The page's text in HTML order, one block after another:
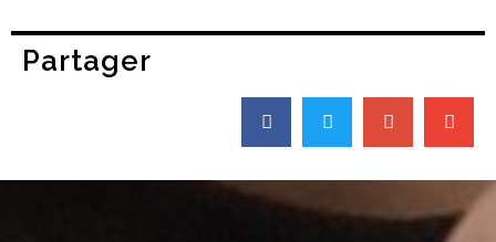
Partager